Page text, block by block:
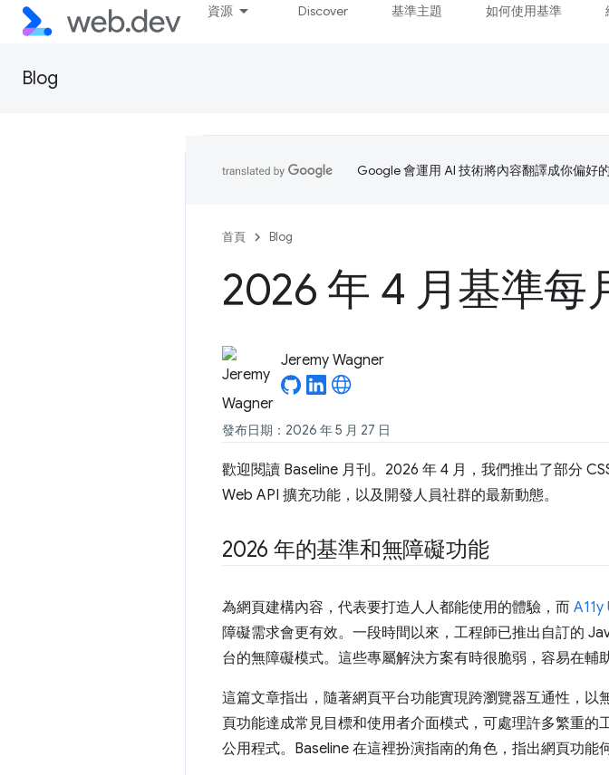
資源 Discover 基準主題 如何使用基準
Blog
Google 會運用 AI 技術將內容翻譯成你偏好
首頁 Blog
2026 年 4 月基準每
Jeremy Wagner
發布日期：2026 年 5 月 27 日
歡迎閱讀 Baseline 月刊。2026 年 4 月，我們推出了部分
Web API 擴充功能，以及開發人員社群的最新動態。
2026 年的基準和無障礙功能
為網頁建構內容，代表要打造人人都能使用的體驗，而
障礙需求會更有效。一段時間以來，工程師已推出自訂的
台的無障礙模式。這些專屬解決方案有時很脆弱，容易在輔
這篇文章指出，隨著網頁平台功能實現跨瀏覽器互通性，
頁功能達成常見目標和使用者介面模式，可處理許多繁重
公用程式。Baseline 在這裡扮演指南的角色，指出網頁功能